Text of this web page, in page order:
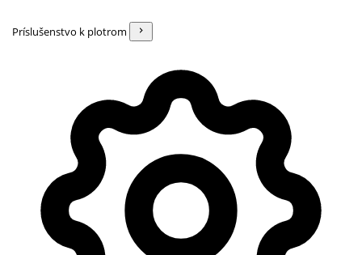
Príslušenstvo k plotrom